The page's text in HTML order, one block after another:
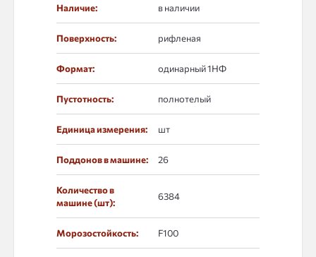
Наличие: в наличии
Поверхность: рифленая
Формат: одинарный 1НФ
Пустотность: полнотелый
Единица измерения: шт
Поддонов в машине: 26
Количество в
машине (шт):
6384
Морозостойкость: F100